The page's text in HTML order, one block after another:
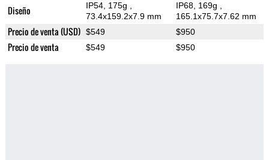
Diseño IP54, 175g
73.4x159.2x7.9 mm
IP68, 169g
165.1x75.7x7.62 mm
Precio de venta (USD) $549 $950
Precio de venta $549 $950